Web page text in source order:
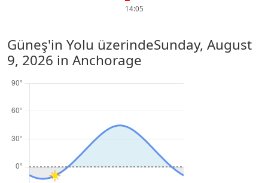
14:05
Güneş'in Yolu üzerindeSunday, August
9, 2026 in Anchorage